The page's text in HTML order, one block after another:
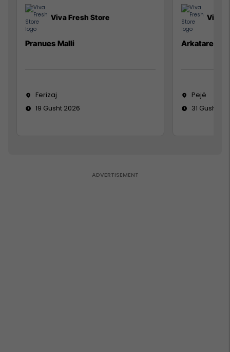
Viva Fresh Store
Pranues Malli
Ferizaj
19 Gusht 2026
Viva
Arkatare
Pejë
31 Gusht